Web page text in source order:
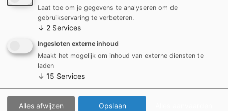
Klachtenbehandeling
Ben je niet tevreden over de afhandeling van je
melding en/of het antwoord dat je kreeg? Dan kan je
steeds een beroep doen op onze interne
klachtencoördinator. Hij zoekt binnen de
stadsorganisatie actief naar een oplossing op basis
Laat toe om je gegevens te analyseren om de
gebruikservaring te verbeteren.
↓ 2 Services
Ingesloten externe inhoud
Maakt het mogelijk om inhoud van externe diensten te
laden
↓ 15 Services
Alles afwijzen Opslaan